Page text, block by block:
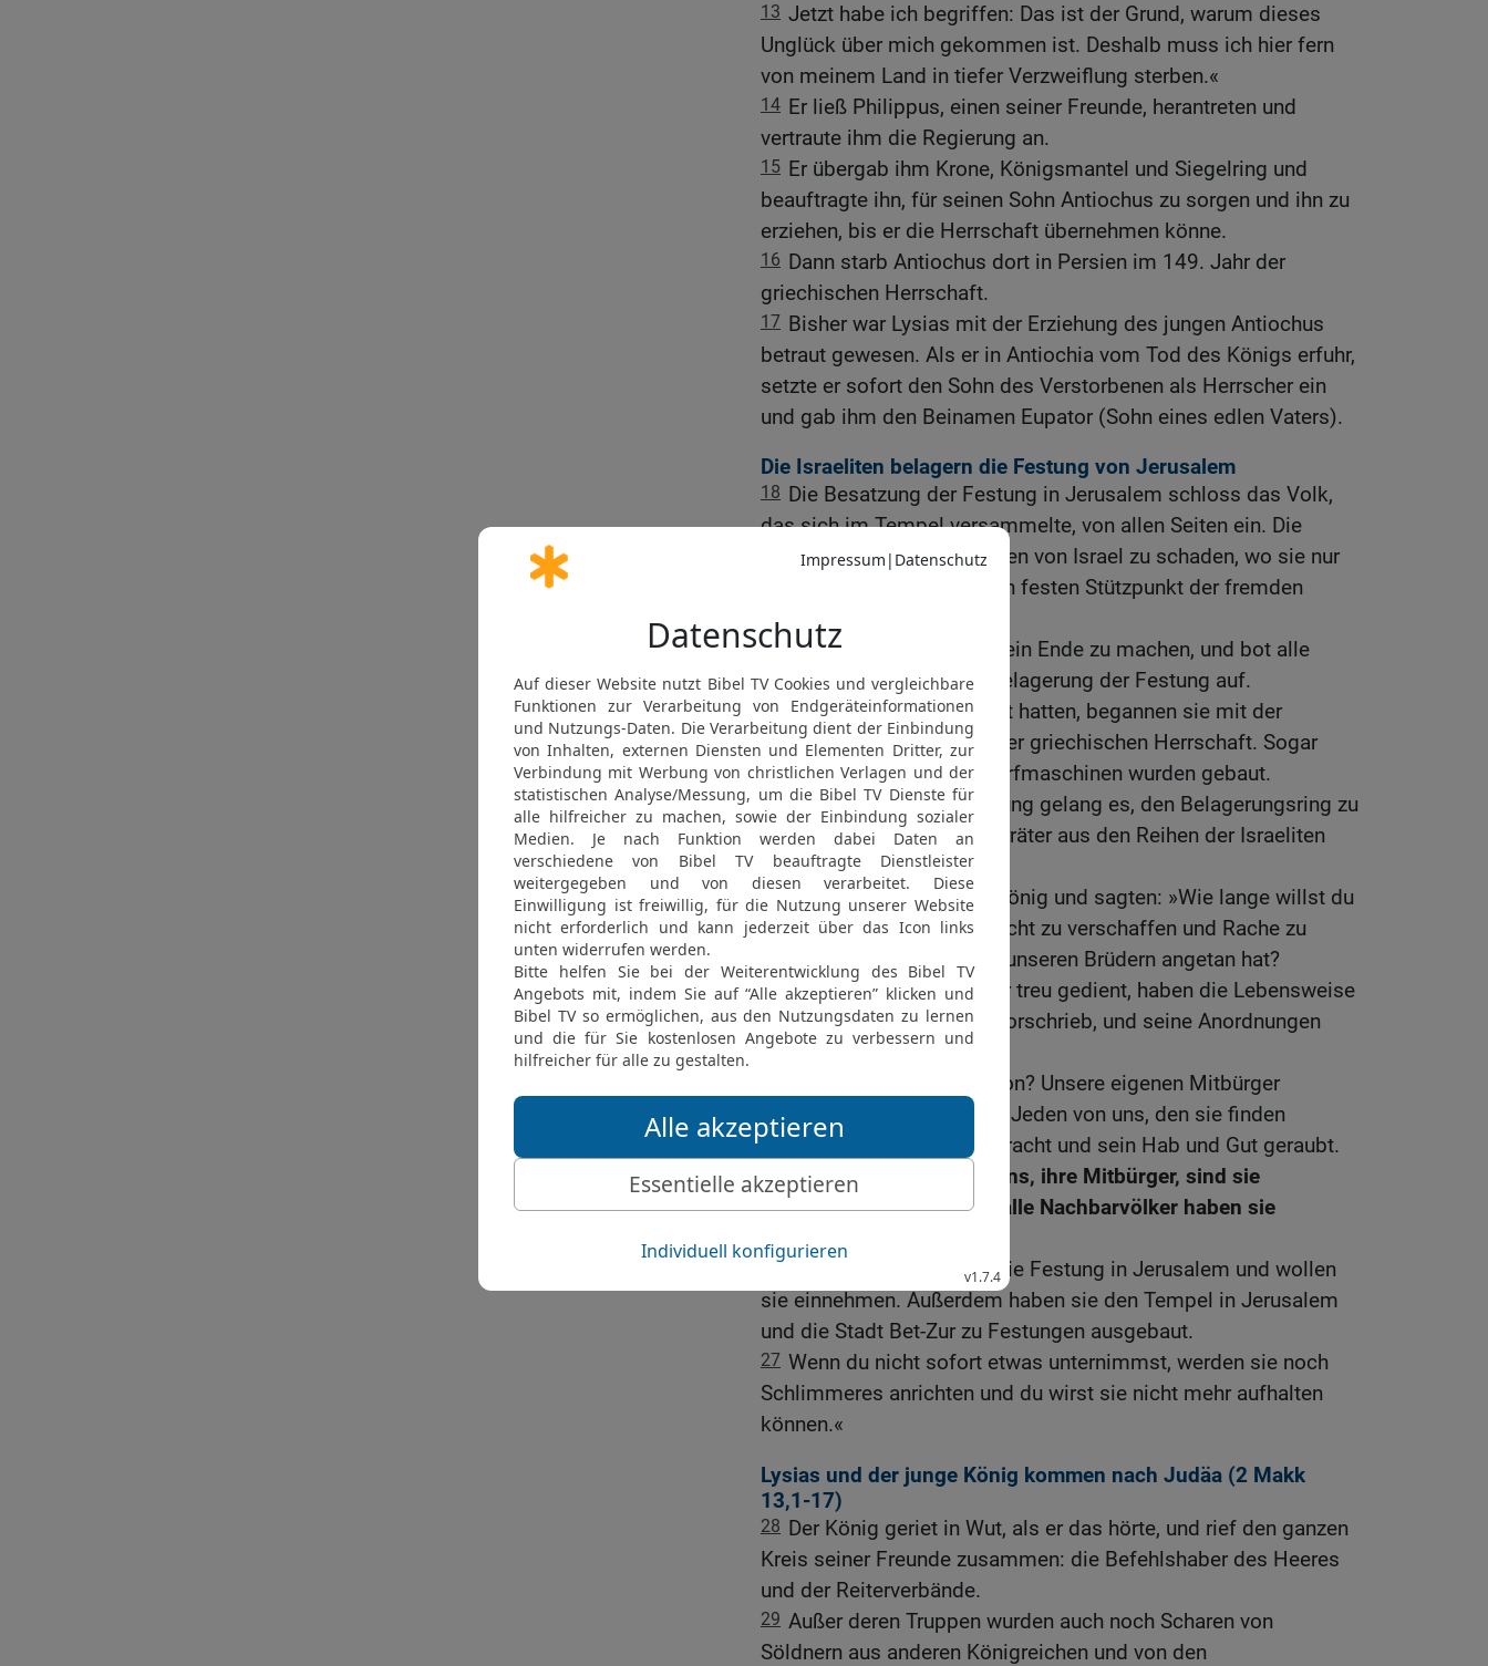
13 Jetzt habe ich begriffen: Das ist der Grund, warum dieses
Unglück über mich gekommen ist. Deshalb muss ich hier fern
von meinem Land in tiefer Verzweiflung sterben.«
14 Er ließ Philippus, einen seiner Freunde, herantreten und
vertraute ihm die Regierung an.
15 Er übergab ihm Krone, Königsmantel und Siegelring und
beauftragte ihn, für seinen Sohn Antiochus zu sorgen und ihn zu
erziehen, bis er die Herrschaft übernehmen könne.
16 Dann starb Antiochus dort in Persien im 149. Jahr der
griechischen Herrschaft.
17 Bisher war Lysias mit der Erziehung des jungen Antiochus
betraut gewesen. Als er in Antiochia vom Tod des Königs erfuhr,
setzte er sofort den Sohn des Verstorbenen als Herrscher ein
und gab ihm den Beinamen Eupator (Sohn eines edlen Vaters).
Die Israeliten belagern die Festung von Jerusalem
18 Die Besatzung der Festung in Jerusalem schloss das Volk,
das sich im Tempel versammelte, von allen Seiten ein. Die
Soldaten suchten den Leuten von Israel zu schaden, wo sie nur
konnten, und bildeten einen festen Stützpunkt der fremden
Macht.
19 Judas beschloss, dem ein Ende zu machen, und bot alle
wehrfähigen Männer zur Belagerung der Festung auf.
20
Als alle sich gesammelt hatten, begannen sie mit der
Belagerung im 150. Jahr der griechischen Herrschaft. Sogar
Belagerungstürme und Wurfmaschinen wurden gebaut.
21 Einigen von der Besatzung gelang es, den Belagerungsring zu
durchbrechen. Ein paar Verräter aus den Reihen der Israeliten
schlossen sich ihnen an,
22 gingen mit ihnen zum König und sagten: »Wie lange willst du
noch damit warten, uns Recht zu verschaffen und Rache zu
nehmen für das, was man unseren Brüdern angetan hat?
23 Wir haben deinem Vater treu gedient, haben die Lebensweise
angenommen, die er uns vorschrieb, und seine Anordnungen
befolgt.
Was haben wir nun davon? Unsere eigenen Mitbürger
betrachten uns als Feinde. Jeden von uns, den sie finden
konnten, haben sie umgebracht und sein Hab und Gut geraubt.
Aber nicht nur gegen uns, ihre Mitbürger, sind sie
vorgegangen, nein, auch alle Nachbarvölker haben sie
angegriffen.
26
Und jetzt belagern sie die Festung in Jerusalem und wollen
sie einnehmen. Außerdem haben sie den Tempel in Jerusalem
und die Stadt Bet-Zur zu Festungen ausgebaut.
27 Wenn du nicht sofort etwas unternimmst, werden sie noch
Schlimmeres anrichten und du wirst sie nicht mehr aufhalten
können.«
Lysias und der junge König kommen nach Judäa (2 Makk
13,1-17)
28 Der König geriet in Wut, als er das hörte, und rief den ganzen
Kreis seiner Freunde zusammen: die Befehlshaber des Heeres
und der Reiterverbände.
29 Außer deren Truppen wurden auch noch Scharen von
Söldnern aus anderen Königreichen und von den